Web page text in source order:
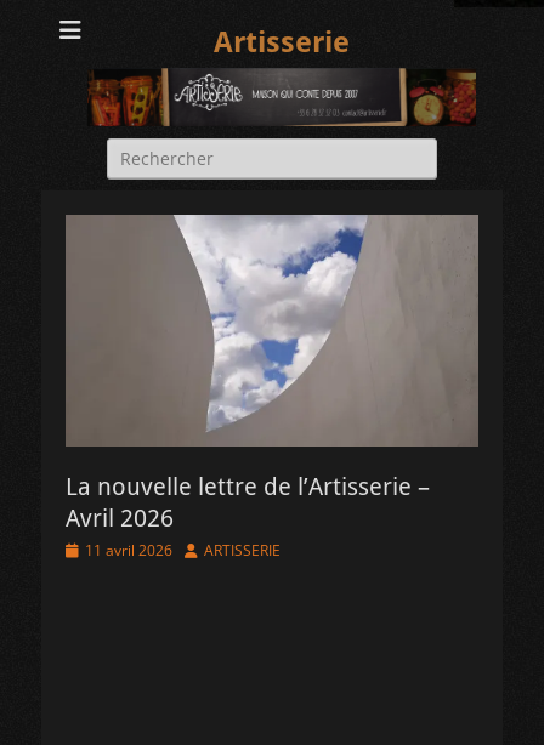
Artisserie
Rechercher :
La nouvelle lettre de l’Artisserie –
Avril 2026
Posted11 avril 2026 Author
ARTISSERIE